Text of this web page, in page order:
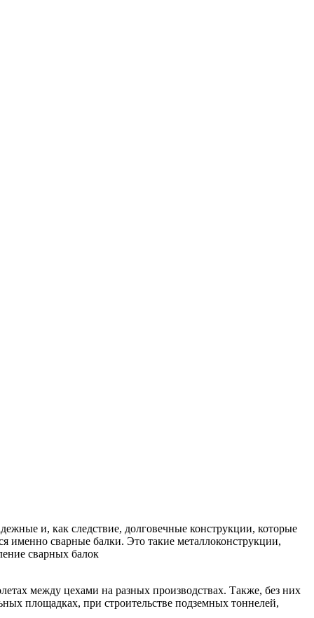
и, как следствие, долговечные конструкции, которые
именно сварные балки. Это такие металлоконструкции,
сварных балок
между цехами на разных производствах. Также, без них
площадках, при строительстве подземных тоннелей,